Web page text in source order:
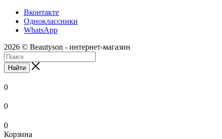
Вконтакте
Одноклассники
WhatsApp
2026 © Beautyson - интернет-магазин
Найти
0
0
0
Корзина